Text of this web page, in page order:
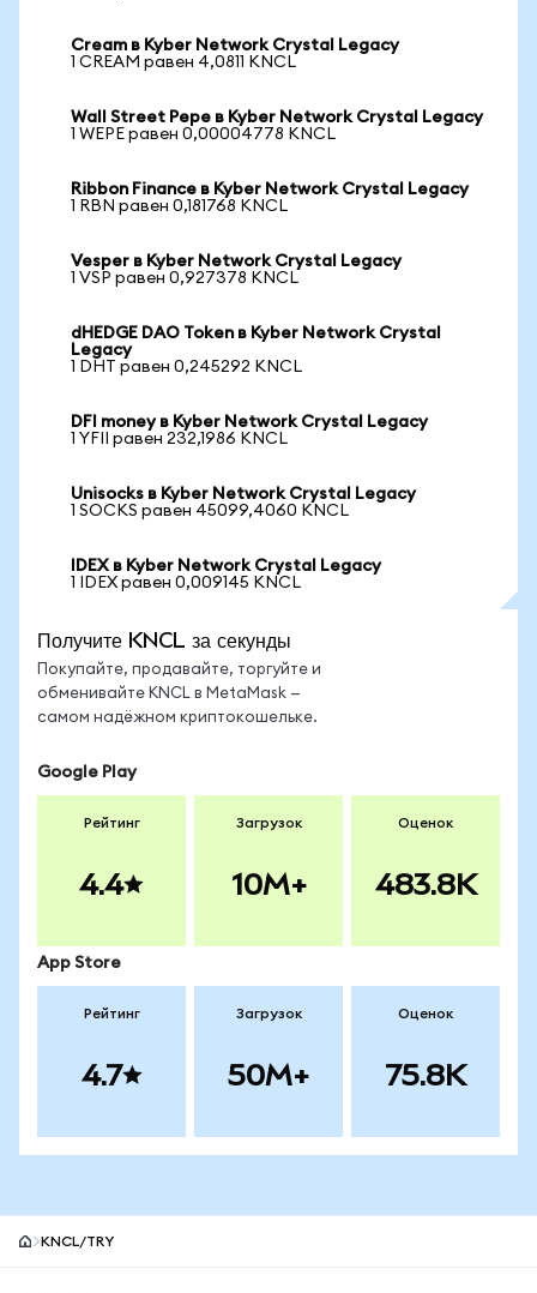
Cream в Kyber Network Crystal Legacy
1 CREAM равен 4,0811 KNCL
Wall Street Pepe в Kyber Network Crystal Legacy
1 WEPE равен 0,00004778 KNCL
Ribbon Finance в Kyber Network Crystal Legacy
1 RBN равен 0,181768 KNCL
Vesper в Kyber Network Crystal Legacy
1 VSP равен 0,927378 KNCL
dHEDGE DAO Token в Kyber Network Crystal
Legacy
1 DHT равен 0,245292 KNCL
DFI money в Kyber Network Crystal Legacy
1 YFII равен 232,1986 KNCL
Unisocks в Kyber Network Crystal Legacy
1 SOCKS равен 45099,4060 KNCL
IDEX в Kyber Network Crystal Legacy
1 IDEX равен 0,009145 KNCL
Получите KNCL за секунды
Покупайте, продавайте, торгуйте и
обменивайте KNCL в MetaMask —
самом надёжном криптокошельке.
Google Play
Рейтинг
4.4
Загрузок
10M+
Оценок
483.8K
App Store
Рейтинг
4.7
Загрузок
50M+
Оценок
75.8K
KNCL/TRY